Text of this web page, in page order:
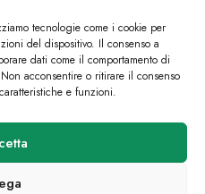
tecnologie come i cookie per
del dispositivo. Il consenso a
dati come il comportamento di
acconsentire o ritirare il consenso
e funzioni.
LAB